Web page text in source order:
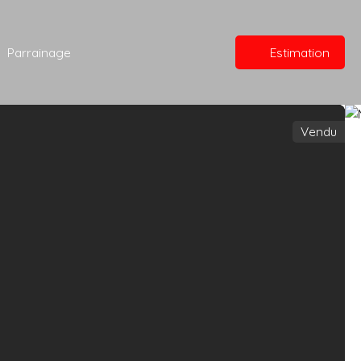
Parrainage Estimation
Vendu